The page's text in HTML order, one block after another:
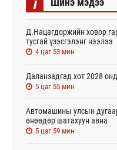
Д.Нацагдоржийн ховор
тусгай үзэсгэлэнг нээлээ
4 цаг 53 мин
Даланзадгад хот 2028
5 цаг 55 мин
Автомашины улсын
өнөөдөр шатахуун авна
5 цаг 59 мин